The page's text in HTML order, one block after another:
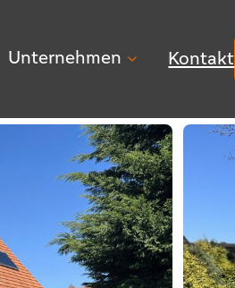
Unternehmen Kontakt